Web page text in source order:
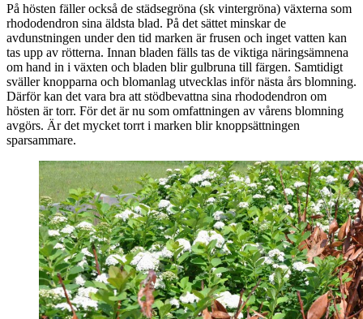
På hösten fäller också de städsegröna (sk vintergröna) växterna som
rhododendron sina äldsta blad. På det sättet minskar de
avdunstningen under den tid marken är frusen och inget vatten kan
tas upp av rötterna. Innan bladen fälls tas de viktiga näringsämnena
om hand in i växten och bladen blir gulbruna till färgen. Samtidigt
sväller knopparna och blomanlag utvecklas inför nästa års blomning.
Därför kan det vara bra att stödbevattna sina rhododendron om
hösten är torr. För det är nu som omfattningen av vårens blomning
avgörs. Är det mycket torrt i marken blir knoppsättningen
sparsammare.